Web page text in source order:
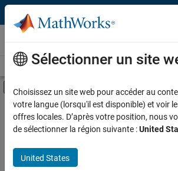
Passer au contenu
Vidéos
Vidéos Recherche
Activer/désactiver
Produit
Fonctionnalité
Vidéos
Développez votre
Sélectionner un site
Choisissez un site web pour accéder au
votre langue (lorsqu'il est disponible) et voir
offres locales. D’après votre position, nous
de sélectionner la région suivante :United
United States